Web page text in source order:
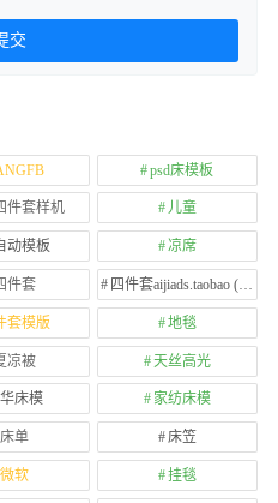
psd床模板
件套样机 儿童
动模板 凉席
件套 四件套aijiads.taobao (1639)
套模版 地毯
凉被 天丝高光
床模 家纺床模
床单 床笠
微软 挂毯